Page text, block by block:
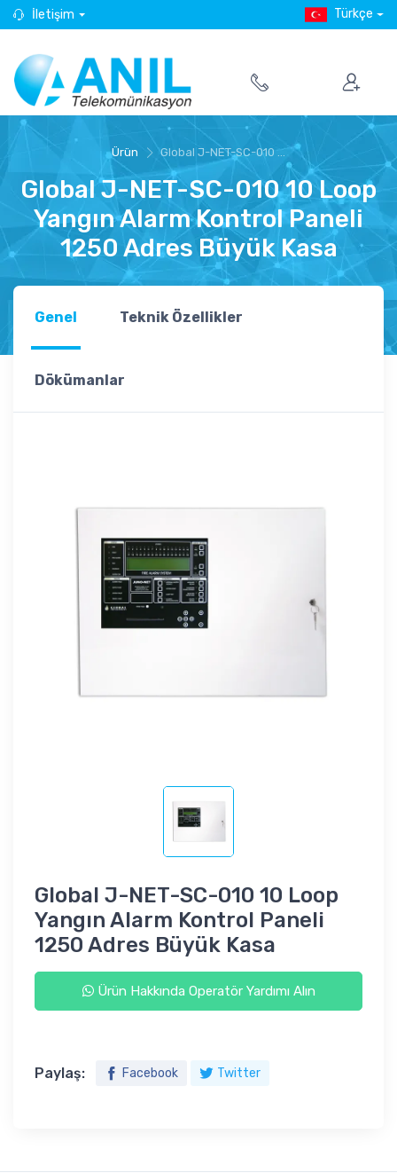
İletişim Türkçe
Ürün Global J-NET-SC-010 ...
Global J-NET-SC-010 10 Loop
Yangın Alarm Kontrol Paneli
1250 Adres Büyük Kasa
Genel Teknik Özellikler
Dökümanlar
Global J-NET-SC-010 10 Loop
Yangın Alarm Kontrol Paneli
1250 Adres Büyük Kasa
Ürün Hakkında Operatör Yardımı Alın
Paylaş: Facebook Twitter